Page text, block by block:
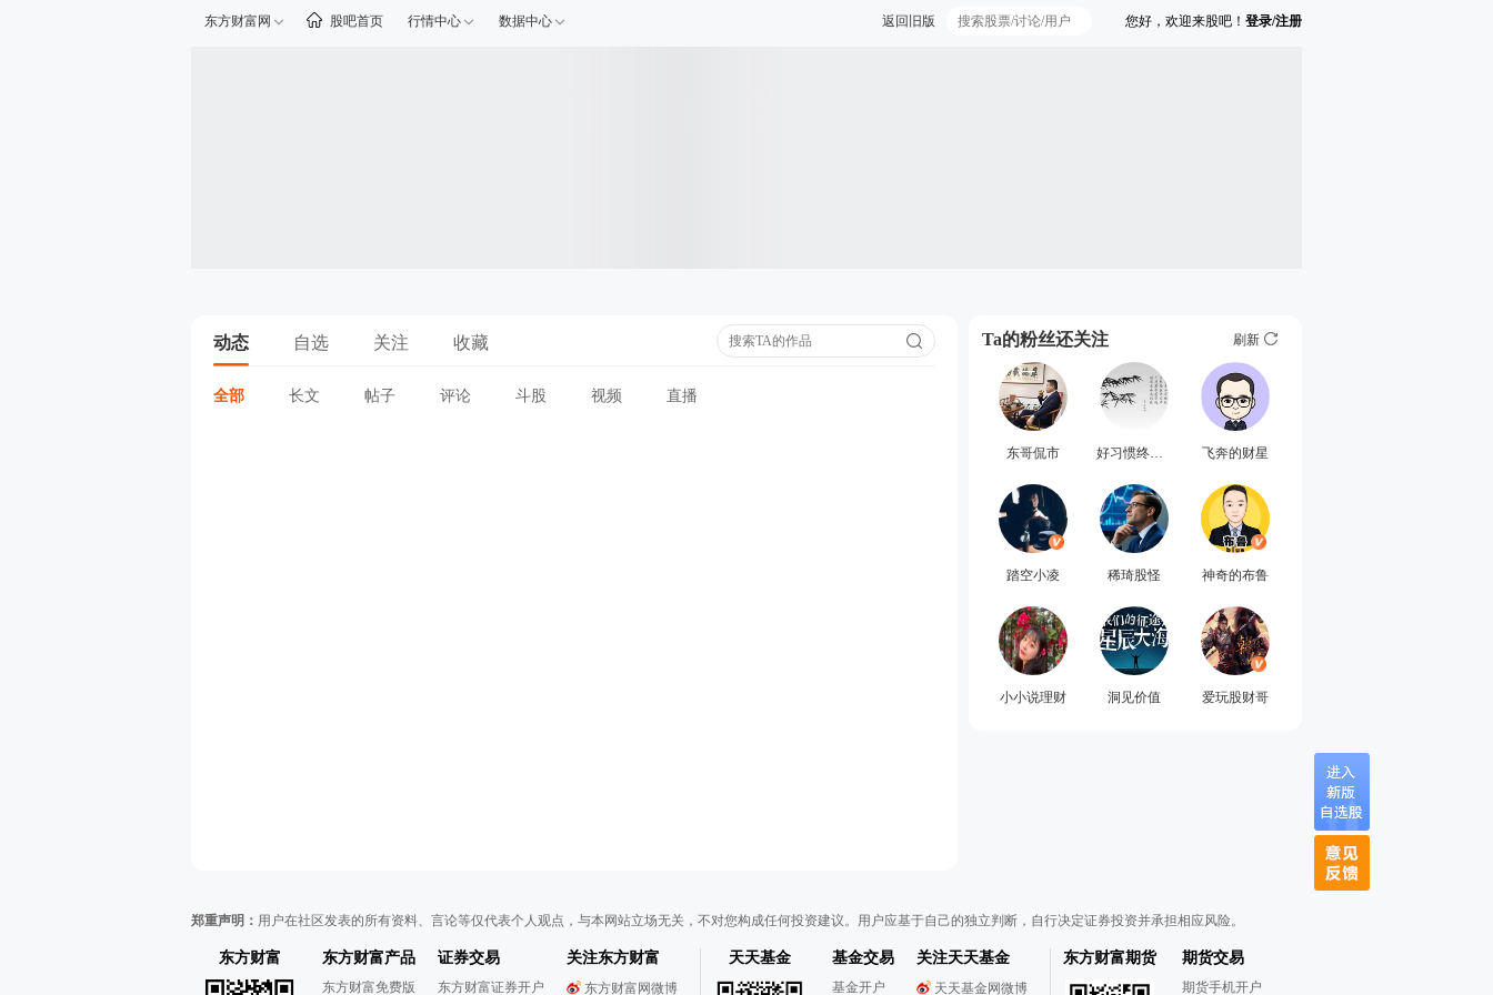
东方财富网 股吧首页 行情中心 数据中心 您好，欢迎来股吧！ 登录/注册
返回旧版
动态 自选 关注 收藏
全部 长文 帖子 评论 斗股 视频 直播
Ta的粉丝还关注 刷新
东哥侃市 好习惯终生受用 飞奔的财星
踏空小凌 稀琦股怪 神奇的布鲁
小小说理财 洞见价值 爱玩股财哥
郑重声明： 用户在社区发表的所有资料、言论等仅代表个人观点，与本网站立场无关，不对您构成任何投资建议。用户应基于自己的独立判断，自行决定证券投资并承担相应风险。
东方财富 东方财富产品
东方财富免费版
证券交易
东方财富证券开户
关注东方财富
东方财富网微博
天天基金 基金交易
基金开户
关注天天基金
天天基金网微博
东方财富期货 期货交易
期货手机开户